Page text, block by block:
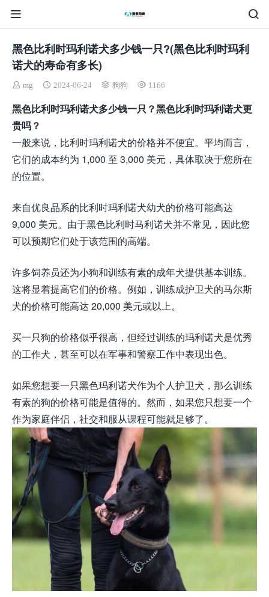
黑色比利时玛利诺犬多少钱一只?(黑色比利时玛利
诺犬的寿命有多长)
mg 2024-06-24 狗狗 1166
黑色比利时玛利诺犬多少钱一只？黑色比利时玛利诺犬更
贵吗？
一般来说，比利时玛利诺犬的价格并不便宜。平均而言，
它们的成本约为 1,000 至 3,000 美元，具体取决于您所在
的位置。
来自优良品系的比利时玛利诺犬幼犬的价格可能高达
9,000 美元。由于黑色比利时马利诺犬并不常见，因此您
可以预期它们处于该范围的高端。
许多饲养员还为小狗和训练有素的成年犬提供基本训练。
这将显着提高它们的价格。例如，训练成护卫犬的马尔斯
犬的价格可能高达 20,000 美元或以上。
买一只狗的价格似乎很高，但经过训练的玛利诺犬是优秀
的工作犬，甚至可以在军事和警察工作中表现出色。
如果您想要一只黑色玛利诺犬作为个人护卫犬，那么训练
有素的狗的价格可能是值得的。然而，如果您只想要一个
作为家庭伴侣，社交和服从课程可能就足够了。